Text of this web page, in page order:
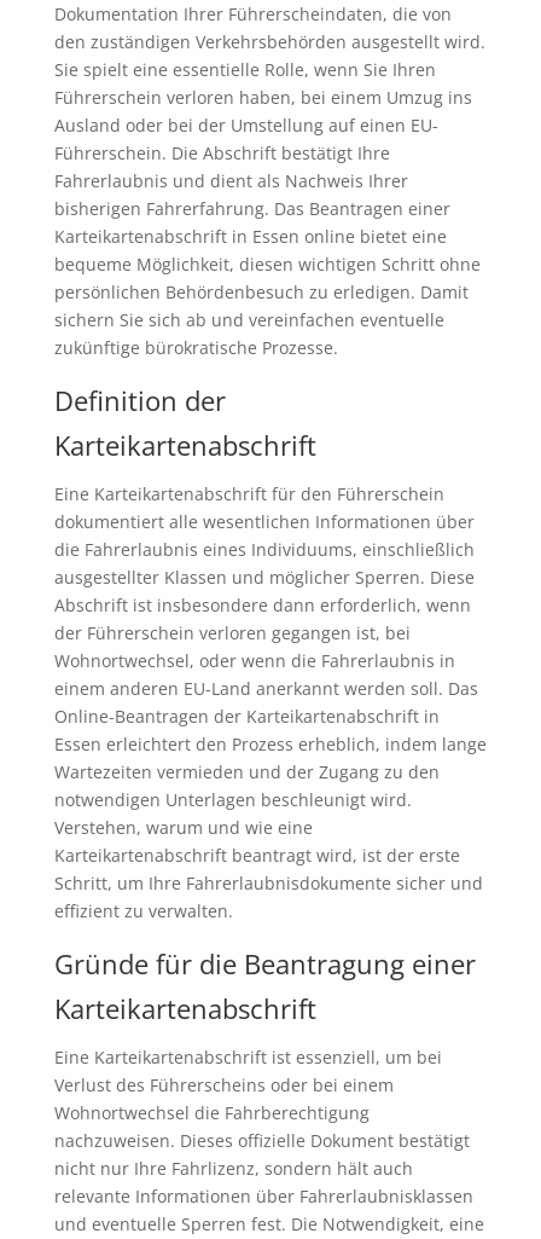
Dokumentation Ihrer Führerscheindaten, die von
den zuständigen Verkehrsbehörden ausgestellt wird.
Sie spielt eine essentielle Rolle, wenn Sie Ihren
Führerschein verloren haben, bei einem Umzug ins
Ausland oder bei der Umstellung auf einen EU-
Führerschein. Die Abschrift bestätigt Ihre
Fahrerlaubnis und dient als Nachweis Ihrer
bisherigen Fahrerfahrung. Das Beantragen einer
Karteikartenabschrift in Essen online bietet eine
bequeme Möglichkeit, diesen wichtigen Schritt ohne
persönlichen Behördenbesuch zu erledigen. Damit
sichern Sie sich ab und vereinfachen eventuelle
zukünftige bürokratische Prozesse.
Definition der
Karteikartenabschrift
Eine Karteikartenabschrift für den Führerschein
dokumentiert alle wesentlichen Informationen über
die Fahrerlaubnis eines Individuums, einschließlich
ausgestellter Klassen und möglicher Sperren. Diese
Abschrift ist insbesondere dann erforderlich, wenn
der Führerschein verloren gegangen ist, bei
Wohnortwechsel, oder wenn die Fahrerlaubnis in
einem anderen EU-Land anerkannt werden soll. Das
Online-Beantragen der Karteikartenabschrift in
Essen erleichtert den Prozess erheblich, indem lange
Wartezeiten vermieden und der Zugang zu den
notwendigen Unterlagen beschleunigt wird.
Verstehen, warum und wie eine
Karteikartenabschrift beantragt wird, ist der erste
Schritt, um Ihre Fahrerlaubnisdokumente sicher und
effizient zu verwalten.
Gründe für die Beantragung einer
Karteikartenabschrift
Eine Karteikartenabschrift ist essenziell, um bei
Verlust des Führerscheins oder bei einem
Wohnortwechsel die Fahrberechtigung
nachzuweisen. Dieses offizielle Dokument bestätigt
nicht nur Ihre Fahrlizenz, sondern hält auch
relevante Informationen über Fahrerlaubnisklassen
und eventuelle Sperren fest. Die Notwendigkeit, eine